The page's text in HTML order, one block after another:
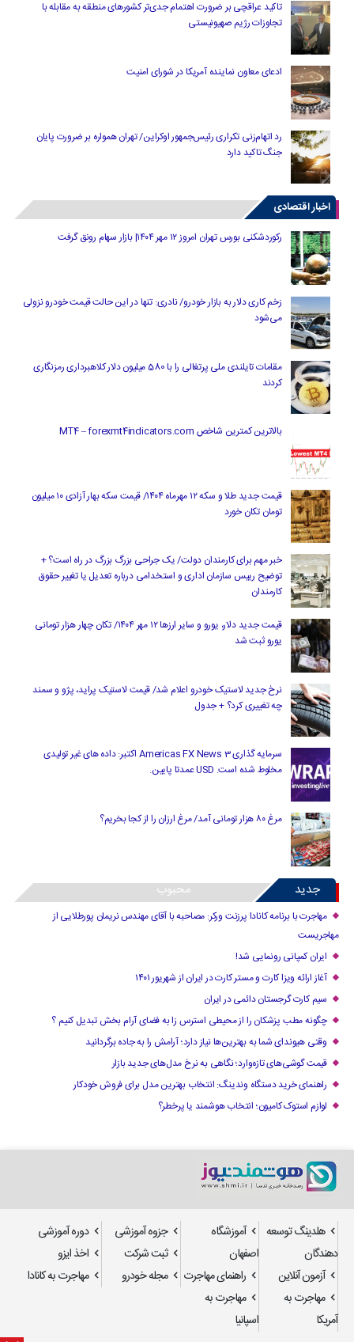
تاکید عراقچی بر ضرورت اهتمام جدی‌تر کشورهای منطقه به مقابله با
تجاوزات رژیم صهیونیستی
ادعای معاون نماینده آمریکا در شورای امنیت
رد اتهام‌زنی تکراری رئیس‌جمهور اوکراین/ تهران همواره بر ضرورت پایان
جنگ تاکید دارد
اخبار اقتصادی
رکوردشکنی بورس تهران امروز ۱۲ مهر ۱۴۰۴| بازار سهام رونق گرفت
زخم کاری دلار به بازار خودرو/ نادری: تنها در این حالت قیمت خودرو نزولی
می‌شود
مقامات تایلندی ملی پرتغالی را با 580 میلیون دلار کلاهبرداری رمزنگاری
کردند
بالاترین کمترین شاخص MT4 – forexmt4indicators.com
قیمت جدید طلا و سکه ۱۲ مهرماه ۱۴۰۴/ قیمت سکه بهار آزادی ۱۰ میلیون
تومان تکان خورد
خبر مهم برای کارمندان دولت/ یک جراحی بزرگ بزرگ در راه است؟ +
توضیح رییس سازمان اداری و استخدامی درباره تعدیل یا تغییر حقوق
کارمندان
قیمت جدید دلار، یورو و سایر ارزها ۱۲ مهر ۱۴۰۴/ تکان چهار هزار تومانی
یورو ثبت شد
نرخ جدید لاستیک خودرو اعلام شد/ قیمت لاستیک پراید، پژو و سمند
چه تغییری کرد؟ + جدول
سرمایه گذاری Americas FX News 3 اکتبر: داده های غیر تولیدی
مخلوط شده است. USD عمدتا پایین.
مرغ ۸۰ هزار تومانی آمد/ مرغ ارزان را از کجا بخریم؟
جدید محبوب
مهاجرت با برنامه کانادا پرزنت ورکر: مصاحبه با آقای مهندس نریمان پورطلایی از
مهاجریست
ایران کمپانی رونمایی شد!
آغاز ارائه ویزا کارت و مستر کارت در ایران از شهریور ۱۴۰۱
سیم کارت گرجستان دائمی در ایران
چگونه مطب پزشکان را از محیطی استرس زا به فضای آرام بخش تبدیل کنیم ؟
وقتی هیوندای شما به بهترین‌ها نیاز دارد؛ آرامش را به جاده برگردانید
قیمت گوشی‌های تازه‌وارد؛ نگاهی به نرخ مدل‌های جدید بازار
راهنمای خرید دستگاه وندینگ: انتخاب بهترین مدل برای فروش خودکار
لوازم استوک کامیون؛ انتخاب هوشمند یا پرخطر؟
هلدینگ توسعه
دهندگان
آموزشگاه
اصفهان
جزوه آموزشی
دوره آموزشی
ثبت شرکت
اخذ ایزو
آزمون آنلاین
راهنمای مهاجرت مجله خودرو
مهاجرت به کانادا
مهاجرت به
آمریکا
مهاجرت به
اسپانیا